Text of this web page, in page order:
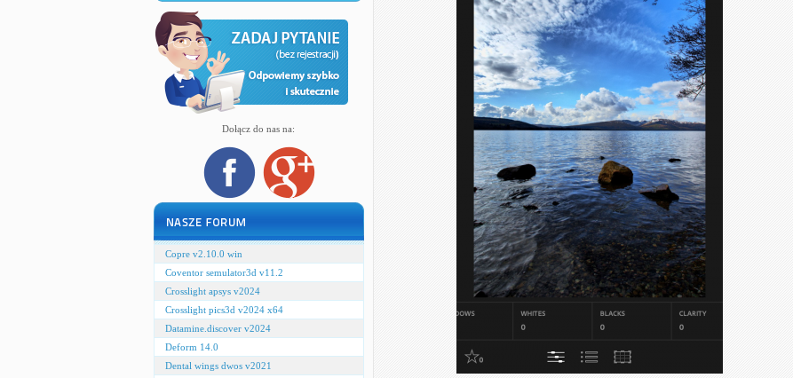
Dołącz do nas na:
Copre v2.10.0 win
Coventor semulator3d v11.2
Crosslight apsys v2024
Crosslight pics3d v2024 x64
Datamine.discover v2024
Deform 14.0
Dental wings dwos v2021